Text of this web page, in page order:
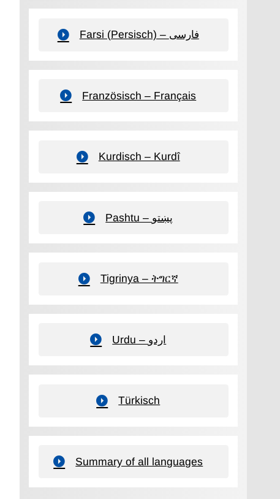
Farsi (Persisch) – فارسی
Französisch – Français
Kurdisch – Kurdî
Pashtu – پښتو
Tigrinya – ትግርኛ
Urdu – اردو
Türkisch
Summary of all languages